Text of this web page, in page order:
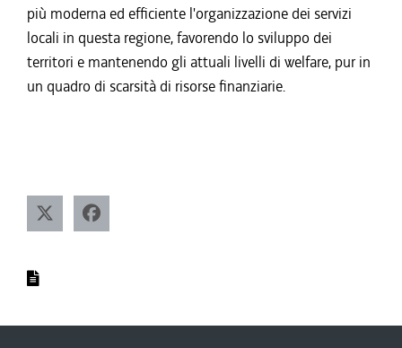
più moderna ed efficiente l'organizzazione dei servizi
locali in questa regione, favorendo lo sviluppo dei
territori e mantenendo gli attuali livelli di welfare, pur in
un quadro di scarsità di risorse finanziarie.